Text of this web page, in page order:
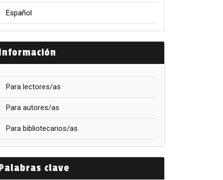
Español
Para lectores/as
Para autores/as
Para bibliotecarios/as
clave